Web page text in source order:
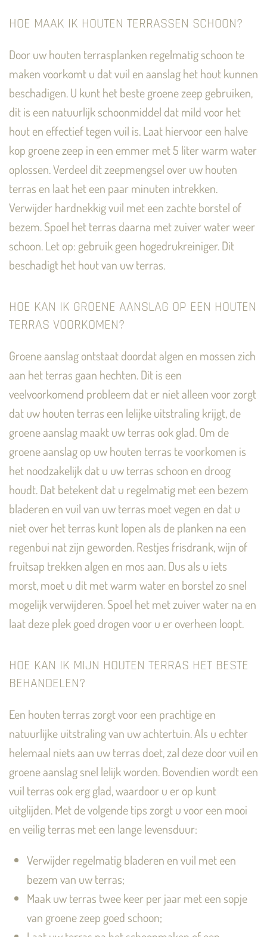
HOE MAAK IK HOUTEN TERRASSEN SCHOON?
Door uw houten terrasplanken regelmatig schoon te
maken voorkomt u dat vuil en aanslag het hout kunnen
beschadigen. U kunt het beste groene zeep gebruiken,
dit is een natuurlijk schoonmiddel dat mild voor het
hout en effectief tegen vuil is. Laat hiervoor een halve
kop groene zeep in een emmer met 5 liter warm water
oplossen. Verdeel dit zeepmengsel over uw houten
terras en laat het een paar minuten intrekken.
Verwijder hardnekkig vuil met een zachte borstel of
bezem. Spoel het terras daarna met zuiver water weer
schoon. Let op: gebruik geen hogedrukreiniger. Dit
beschadigt het hout van uw terras.
HOE KAN IK GROENE AANSLAG OP EEN HOUTEN
TERRAS VOORKOMEN?
Groene aanslag ontstaat doordat algen en mossen zich
aan het terras gaan hechten. Dit is een
veelvoorkomend probleem dat er niet alleen voor zorgt
dat uw houten terras een lelijke uitstraling krijgt, de
groene aanslag maakt uw terras ook glad. Om de
groene aanslag op uw houten terras te voorkomen is
het noodzakelijk dat u uw terras schoon en droog
houdt. Dat betekent dat u regelmatig met een bezem
bladeren en vuil van uw terras moet vegen en dat u
niet over het terras kunt lopen als de planken na een
regenbui nat zijn geworden. Restjes frisdrank, wijn of
fruitsap trekken algen en mos aan. Dus als u iets
morst, moet u dit met warm water en borstel zo snel
mogelijk verwijderen. Spoel het met zuiver water na en
laat deze plek goed drogen voor u er overheen loopt.
HOE KAN IK MIJN HOUTEN TERRAS HET BESTE
BEHANDELEN?
Een houten terras zorgt voor een prachtige en
natuurlijke uitstraling van uw achtertuin. Als u echter
helemaal niets aan uw terras doet, zal deze door vuil en
groene aanslag snel lelijk worden. Bovendien wordt een
vuil terras ook erg glad, waardoor u er op kunt
uitglijden. Met de volgende tips zorgt u voor een mooi
en veilig terras met een lange levensduur:
Verwijder regelmatig bladeren en vuil met een
bezem van uw terras;
Maak uw terras twee keer per jaar met een sopje
van groene zeep goed schoon;